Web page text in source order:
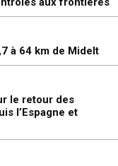
à 64 km de Midelt
le retour des
l’Espagne et